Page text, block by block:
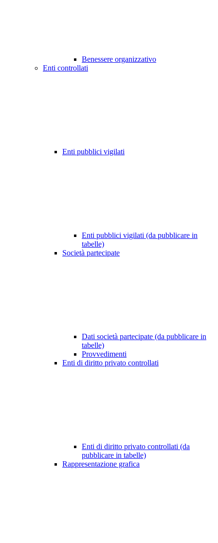
Benessere organizzativo
Enti controllati
Enti pubblici vigilati
Enti pubblici vigilati (da pubblicare in
tabelle)
Società partecipate
Dati società partecipate (da pubblicare in
tabelle)
Provvedimenti
Enti di diritto privato controllati
Enti di diritto privato controllati (da
pubblicare in tabelle)
Rappresentazione grafica